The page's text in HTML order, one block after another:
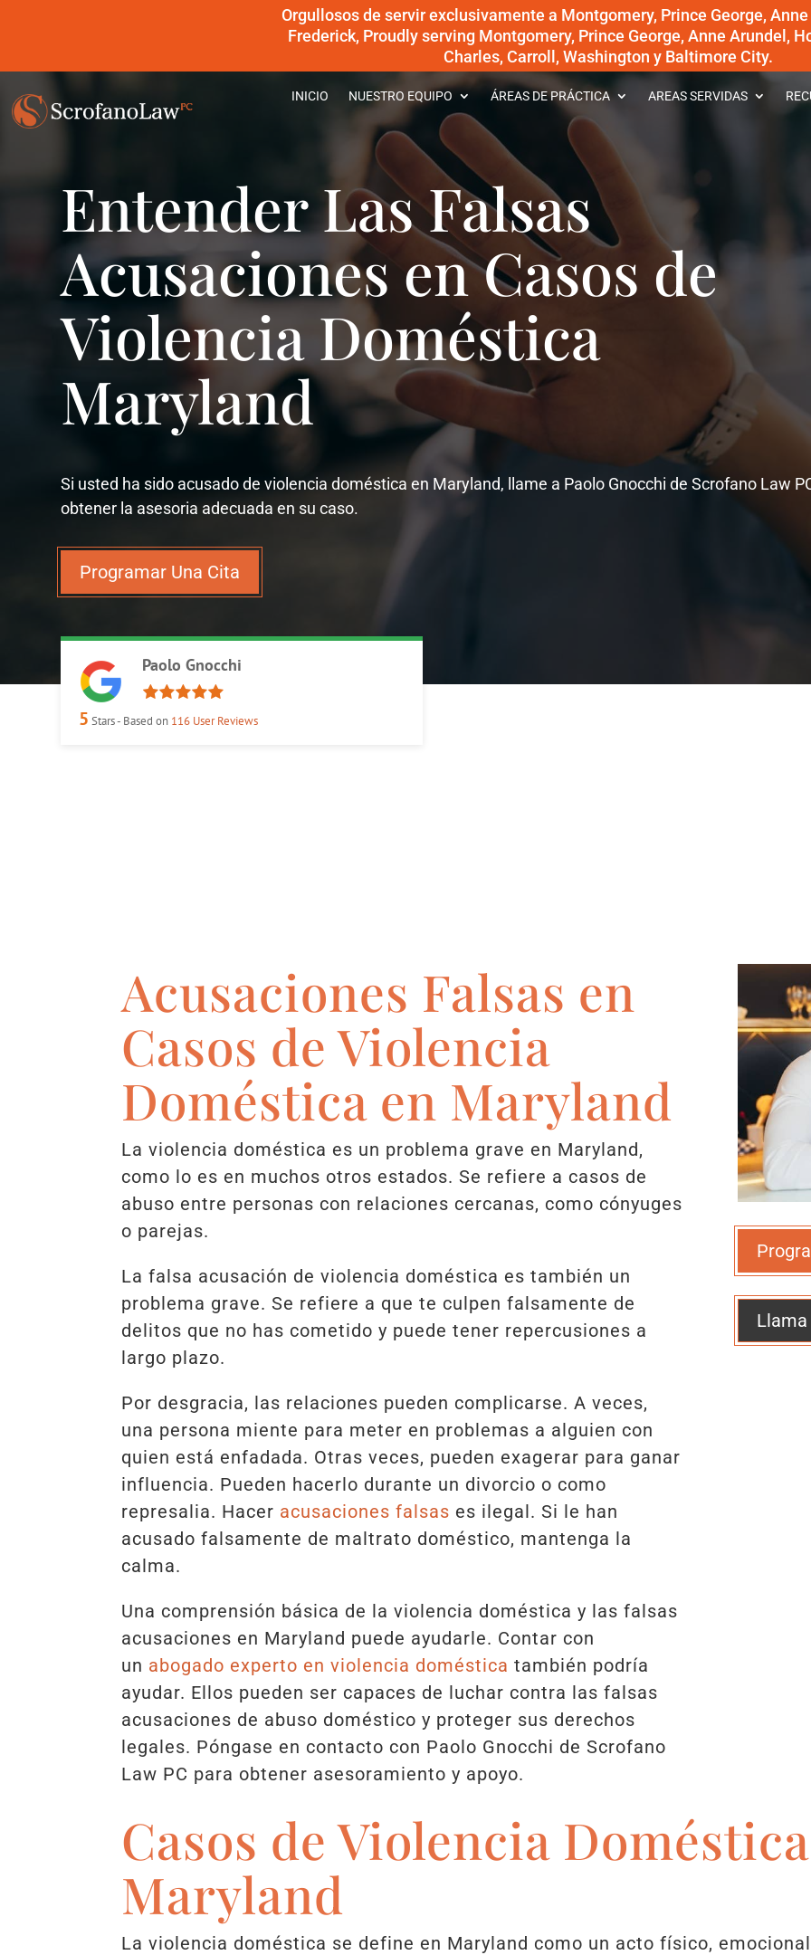
Orgullosos de servir exclusivamente a Montgomery, Prince George,
Frederick, Proudly serving Montgomery, Prince George, Anne Arundel,
Charles, Carroll, Washington y Baltimore City.
INICIO NUESTRO EQUIPO ÁREAS DE PRÁCTICA AREAS SERVIDAS
Entender Las Falsas
Acusaciones en Casos de
Violencia Doméstica
Maryland
Si usted ha sido acusado de violencia doméstica en Maryland, llame a Paolo Gnocchi de Scrofano Law
obtener la asesoria adecuada en su caso.
Programar Una Cita
Paolo Gnocchi
5 Stars - Based on 116 User Reviews
Acusaciones Falsas en
Casos de Violencia
Doméstica en Maryland
La violencia doméstica es un problema grave en Maryland,
como lo es en muchos otros estados. Se refiere a casos de
abuso entre personas con relaciones cercanas, como cónyuges
o parejas.
La falsa acusación de violencia doméstica es también un
problema grave. Se refiere a que te culpen falsamente de
delitos que no has cometido y puede tener repercusiones a
largo plazo.
Por desgracia, las relaciones pueden complicarse. A veces,
una persona miente para meter en problemas a alguien con
quien está enfadada. Otras veces, pueden exagerar para ganar
influencia. Pueden hacerlo durante un divorcio o como
represalia. Hacer acusaciones falsas es ilegal. Si le han
acusado falsamente de maltrato doméstico, mantenga la
calma.
Una comprensión básica de la violencia doméstica y las falsas
acusaciones en Maryland puede ayudarle. Contar con
un abogado experto en violencia doméstica también podría
ayudar. Ellos pueden ser capaces de luchar contra las falsas
acusaciones de abuso doméstico y proteger sus derechos
legales. Póngase en contacto con Paolo Gnocchi de Scrofano
Law PC para obtener asesoramiento y apoyo.
Llama
Casos de Violencia
Maryland
La violencia doméstica se define en Maryland como un acto físico,